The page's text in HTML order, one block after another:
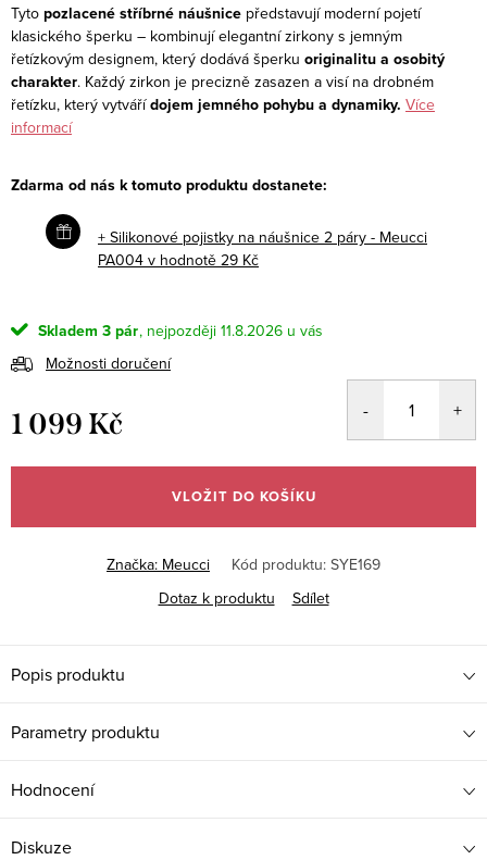
Tyto pozlacené stříbrné náušnice představují moderní pojetí
klasického šperku – kombinují elegantní zirkony s jemným
řetízkovým designem, který dodává šperku originalitu a osobitý
charakter. Každý zirkon je precizně zasazen a visí na drobném
řetízku, který vytvářídojem jemného pohybu a dynamiky. Více
informací
Zdarma od nás k tomuto produktu dostanete:
+ Silikonové pojistky na náušnice 2 páry - Meucci
PA004 v hodnotě 29 Kč
Skladem 3 pár
11.8.2026
Možnosti doručení
1 099 Kč
cena:
VLOŽIT DO KOŠÍKU
Značka: Meucci Kód produktu: SYE169
Dotaz k produktu
Sdílet
Popis produktu
Parametry produktu
Hodnocení
Diskuze